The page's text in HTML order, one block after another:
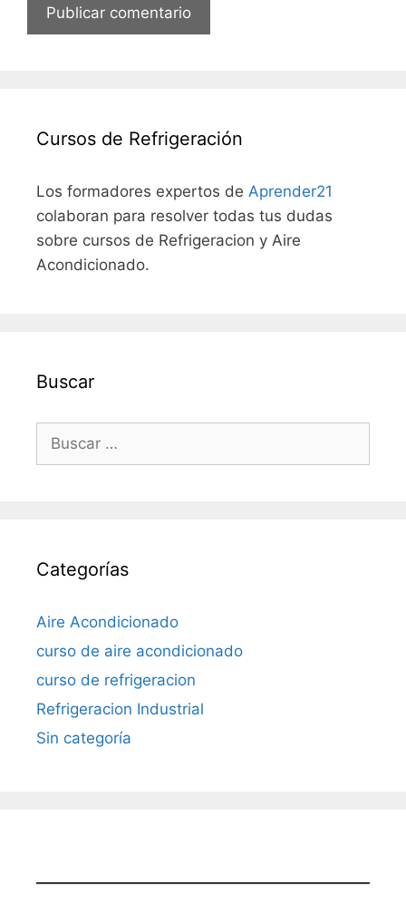
Cursos de Refrigeración
Los formadores expertos de Aprender21
colaboran para resolver todas tus dudas
sobre cursos de Refrigeracion y Aire
Acondicionado.
Buscar
Buscar:
Categorías
Aire Acondicionado
curso de aire acondicionado
curso de refrigeracion
Refrigeracion Industrial
Sin categoría